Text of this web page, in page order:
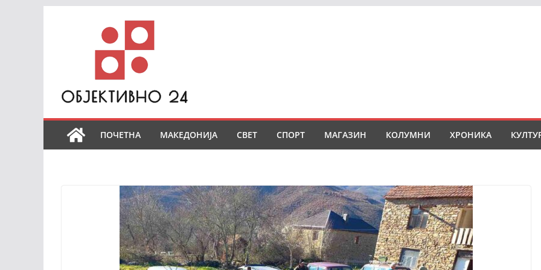
ПОЧЕТНА МАКЕДОНИЈА СВЕТ СПОРТ МАГАЗИН КОЛУМНИ ХРОНИКА